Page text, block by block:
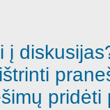
į
pridėti